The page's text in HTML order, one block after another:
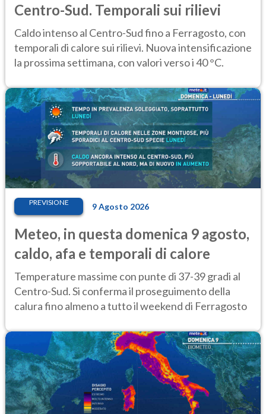
Centro-Sud. Temporali sui rilievi
Caldo intenso al Centro-Sud fino a Ferragosto, con
temporali di calore sui rilievi. Nuova intensificazione
la prossima settimana, con valori verso i 40 °C.
PREVISIONE 9 Agosto 2026
Meteo, in questa domenica 9 agosto,
caldo, afa e temporali di calore
Temperature massime con punte di 37-39 gradi al
Centro-Sud. Si conferma il proseguimento della
calura fino almeno a tutto il weekend di Ferragosto